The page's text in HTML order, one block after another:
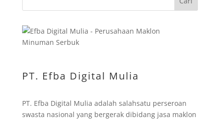
PT. Efba Digital Mulia
PT. Efba Digital Mulia adalah salahsatu perseroan
swasta nasional yang bergerak dibidang jasa maklon